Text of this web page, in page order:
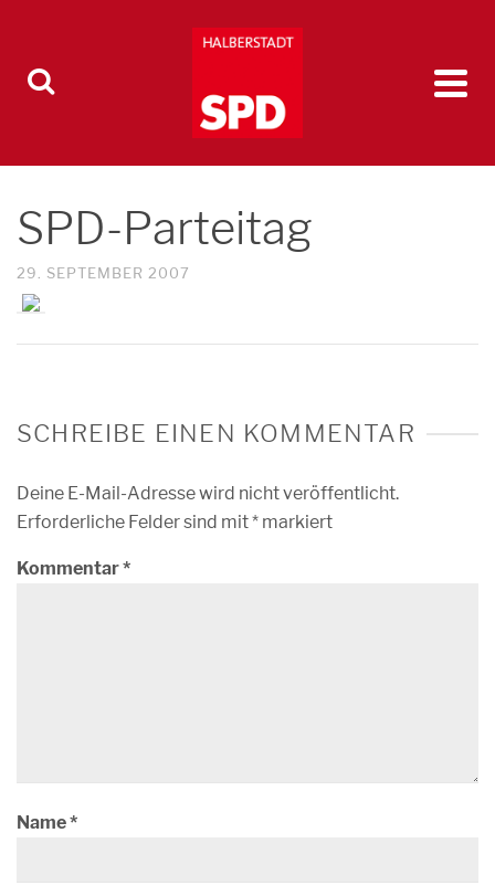
SPD-Parteitag
29. SEPTEMBER 2007
SCHREIBE EINEN KOMMENTAR
Deine E-Mail-Adresse wird nicht veröffentlicht.
Erforderliche Felder sind mit* markiert
Kommentar*
Name*